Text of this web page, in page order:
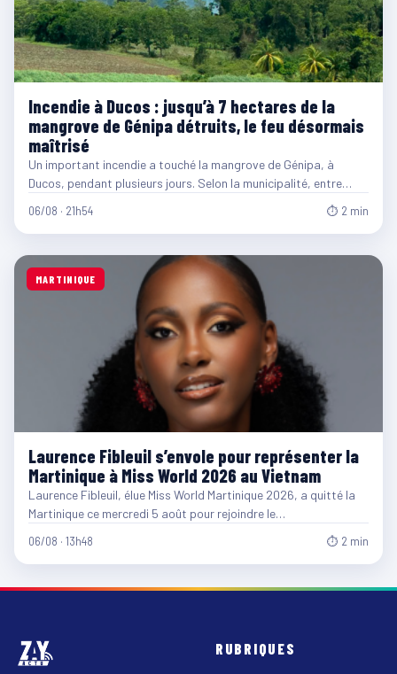
Incendie à Ducos : jusqu’à 7 hectares de la
mangrove de Génipa détruits, le feu désormais
maîtrisé
Un important incendie a touché la mangrove de Génipa, à
Ducos, pendant plusieurs jours. Selon la municipalité, entre…
06/08 · 21h54 ⏱ 2 min
MARTINIQUE
Laurence Fibleuil s’envole pour représenter la
Martinique à Miss World 2026 au Vietnam
Laurence Fibleuil, élue Miss World Martinique 2026, a quitté la
Martinique ce mercredi 5 août pour rejoindre le…
06/08 · 13h48 ⏱ 2 min
RUBRIQUES